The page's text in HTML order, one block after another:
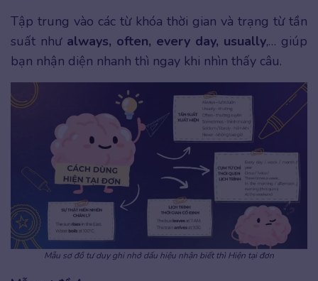
Tập trung vào các từ khóa thời gian và trạng từ tần
suất như always, often, every day, usually,… giúp
bạn nhận diện nhanh thì ngay khi nhìn thấy câu.
Mẫu sơ đồ tư duy ghi nhớ dấu hiệu nhận biết thì Hiện tại đơn